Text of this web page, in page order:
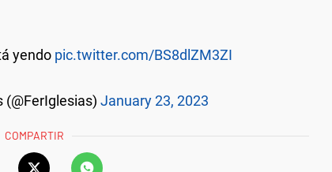
yendo pic.twitter.com/BS8dlZM3ZI
(@FerIglesias) January 23, 2023
COMPARTIR